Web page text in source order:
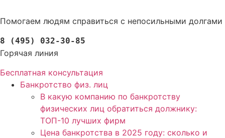
Помогаем людям справиться с непосильными долгами
8 (495) 032-30-85
Горячая линия
Бесплатная консультация
Банкротство физ. лиц
В какую компанию по банкротству
физических лиц обратиться должнику:
ТОП-10 лучших фирм
Цена банкротства в 2025 году: сколько и